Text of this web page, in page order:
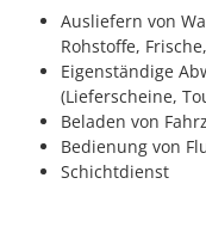
Ausliefern von
Rohstoffe,
Eigenständige
(Lieferscheine,
Beladen von
Bedienung von
Schichtdienst